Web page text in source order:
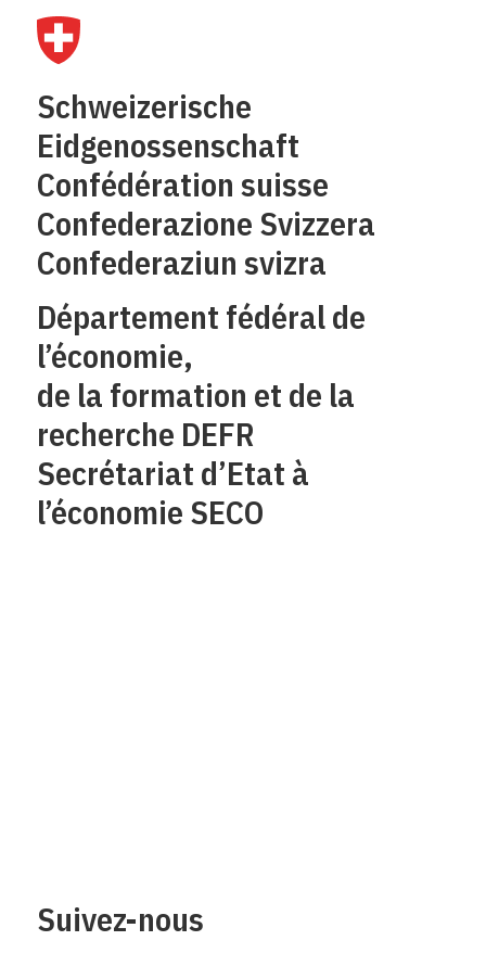
Schweizerische
Eidgenossenschaft
Confédération suisse
Confederazione Svizzera
Confederaziun svizra
Département fédéral de
l’économie,
de la formation et de la
recherche DEFR
Secrétariat d’Etat à
l’économie SECO
Suivez-nous